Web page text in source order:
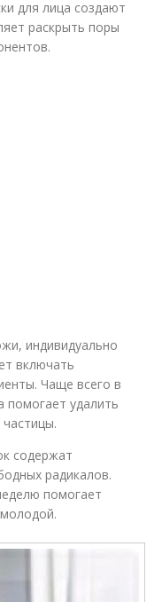
Маски против
морщин
Белковая маска
для лица создают
раскрыть поры
индивидуально
включать
Чаще всего в
помогает удалить
содержат
радикалов.
помогает